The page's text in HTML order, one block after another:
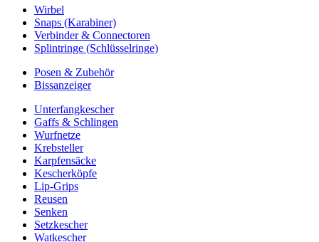
Wirbel
Snaps (Karabiner)
Verbinder & Connectoren
Splintringe (Schlüsselringe)
Posen & Zubehör
Bissanzeiger
Unterfangkescher
Gaffs & Schlingen
Wurfnetze
Krebsteller
Karpfensäcke
Kescherköpfe
Lip-Grips
Reusen
Senken
Setzkescher
Watkescher